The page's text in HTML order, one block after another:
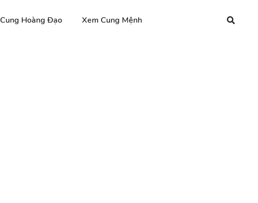
Cung Hoàng Đạo Xem Cung Mệnh